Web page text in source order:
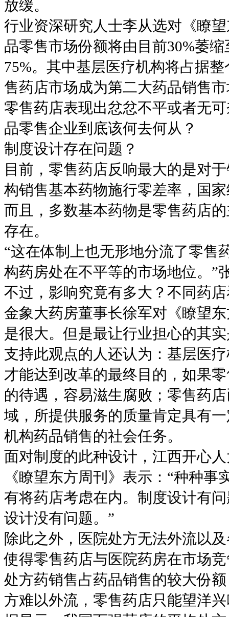
放缓。
行业资深研究人士李从选对《瞭
品零售市场份额将由目前30%萎
75%。其中基层医疗机构将占据
售药店市场成为第二大药品销售市
零售药店表现出忿忿不平或者无
品零售企业到底该何去何从？
制度设计存在问题？
目前，零售药店反响最大的是对
构销售基本药物施行零差率，国
而且，多数基本药物是零售药店
存在。
“这在体制上也无形地分流了零售
构药房处在不平等的市场地位。”
不过，影响究竟有多大？不同药
金象大药房董事长徐军对《瞭望
是很大。但是最让行业担心的其
支持此观点的人还认为：基层医
才能达到改革的最终目的，如果
的待遇，容易滋生腐败；零售药
域，所提供服务的质量肯定具有
机构药品销售的社会任务。
面对制度的此种设计，江西开心
《瞭望东方周刊》表示：“种种
有将药店考虑在内。制度设计有
设计没有问题。”
除此之外，医院处方无法外流以
使得零售药店与医院药房在市场
处方药销售占药品销售的较大份
方难以外流，零售药店只能望洋